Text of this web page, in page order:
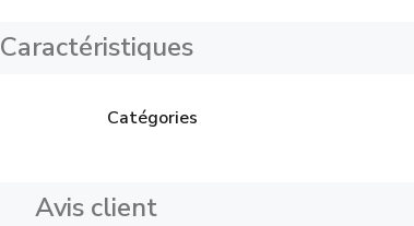
Caractéristiques
Catégories
Avis client